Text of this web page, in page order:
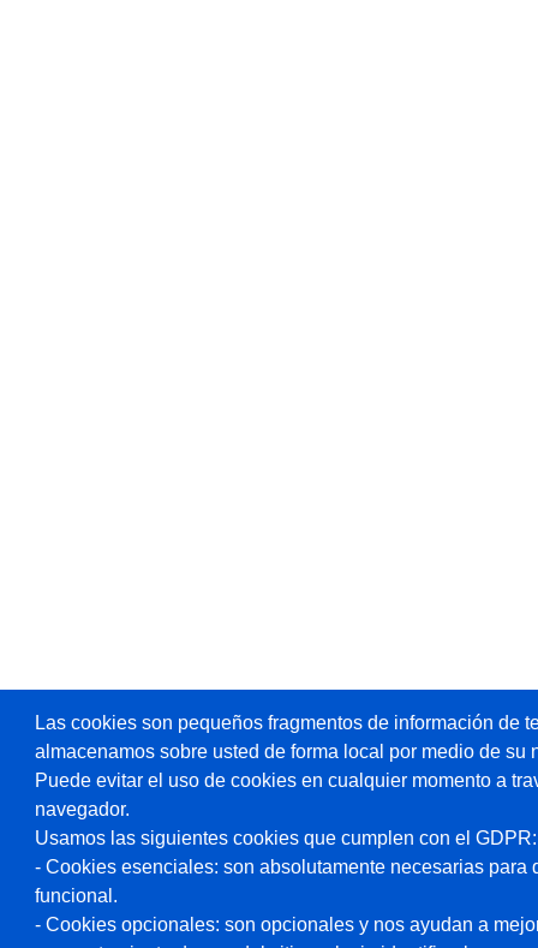
Las cookies son pequeños fragmentos de información de
almacenamos sobre usted de forma local por medio de su
Puede evitar el uso de cookies en cualquier momento a
navegador.
Usamos las siguientes cookies que cumplen con el GDPR:
- Cookies esenciales: son absolutamente necesarias para
funcional.
- Cookies opcionales: son opcionales y nos ayudan a